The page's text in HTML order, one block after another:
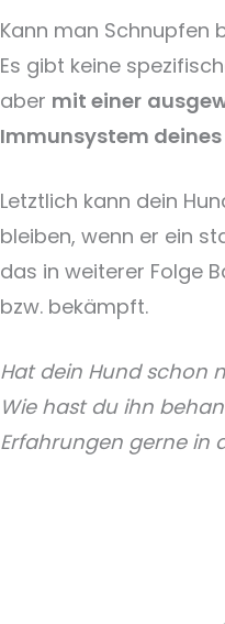
Kann man Schnupfen
Es gibt keine
aber mit einer
Immunsystem
Letztlich kann dein
bleiben, wenn er ein
das in weiterer Folge
bzw. bekämpft.
Hat dein Hund schon
Wie hast du ihn
Erfahrungen gerne in